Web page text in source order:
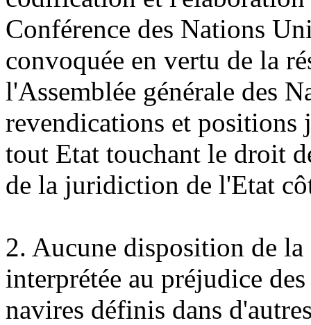
Conférence des Nations
convoquée en vertu de la
l'Assemblée générale des
revendications et positions
tout Etat touchant le droit
de la juridiction de l'Etat
2. Aucune disposition de
interprétée au préjudice
navires définis dans